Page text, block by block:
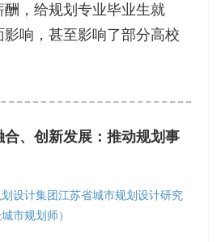
，给规划专业毕业生就
响，甚至影响了部分高校
、创新发展：推动规划事
设计集团江苏省城市规划设计研究
市规划师）